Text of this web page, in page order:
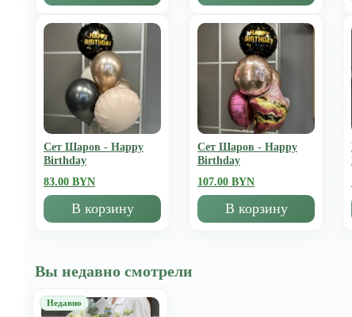
Сет Шаров - Happy
Birthday
83.00 BYN
В корзину
Сет Шаров - Happy
Birthday
107.00 BYN
В корзину
Вы недавно смотрели